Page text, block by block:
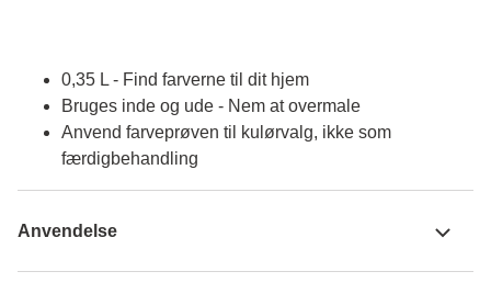
0,35 L - Find farverne til dit hjem
Bruges inde og ude - Nem at overmale
Anvend farveprøven til kulørvalg, ikke som
færdigbehandling
Anvendelse